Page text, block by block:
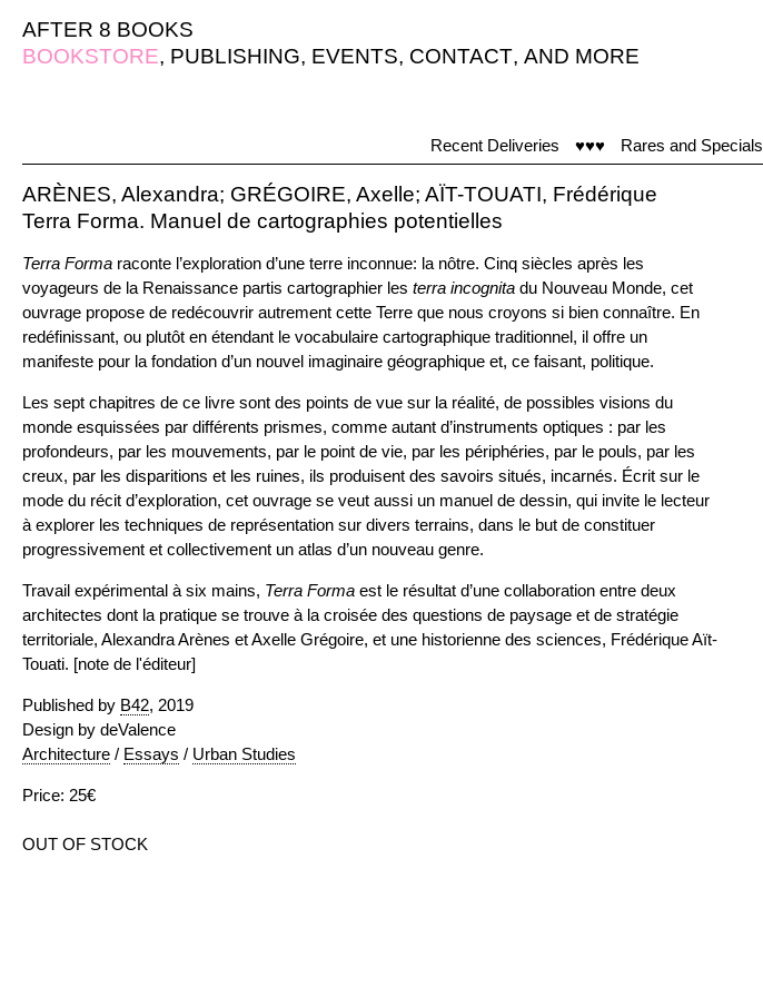
AFTER 8 BOOKS
BOOKSTORE, PUBLISHING, EVENTS, CONTACT, AND MORE
Recent Deliveries ♥♥♥ Rares and Specials
ARÈNES, Alexandra; GRÉGOIRE, Axelle; AÏT-TOUATI, Frédérique
Terra Forma. Manuel de cartographies potentielles
Terra Forma raconte l’exploration d’une terre inconnue: la nôtre. Cinq siècles après les
voyageurs de la Renaissance partis cartographier les terra incognita du Nouveau Monde, cet
ouvrage propose de redécouvrir autrement cette Terre que nous croyons si bien connaître. En
redéfinissant, ou plutôt en étendant le vocabulaire cartographique traditionnel, il offre un
manifeste pour la fondation d’un nouvel imaginaire géographique et, ce faisant, politique.
Les sept chapitres de ce livre sont des points de vue sur la réalité, de possibles visions du
monde esquissées par différents prismes, comme autant d’instruments optiques : par les
profondeurs, par les mouvements, par le point de vie, par les périphéries, par le pouls, par les
creux, par les disparitions et les ruines, ils produisent des savoirs situés, incarnés. Écrit sur le
mode du récit d’exploration, cet ouvrage se veut aussi un manuel de dessin, qui invite le lecteur
à explorer les techniques de représentation sur divers terrains, dans le but de constituer
progressivement et collectivement un atlas d’un nouveau genre.
Travail expérimental à six mains, Terra Forma est le résultat d’une collaboration entre deux
architectes dont la pratique se trouve à la croisée des questions de paysage et de stratégie
territoriale, Alexandra Arènes et Axelle Grégoire, et une historienne des sciences, Frédérique Aït-
Touati. [note de l'éditeur]
Published by B42, 2019
Design by deValence
Architecture / Essays / Urban Studies
Price: 25€
OUT OF STOCK